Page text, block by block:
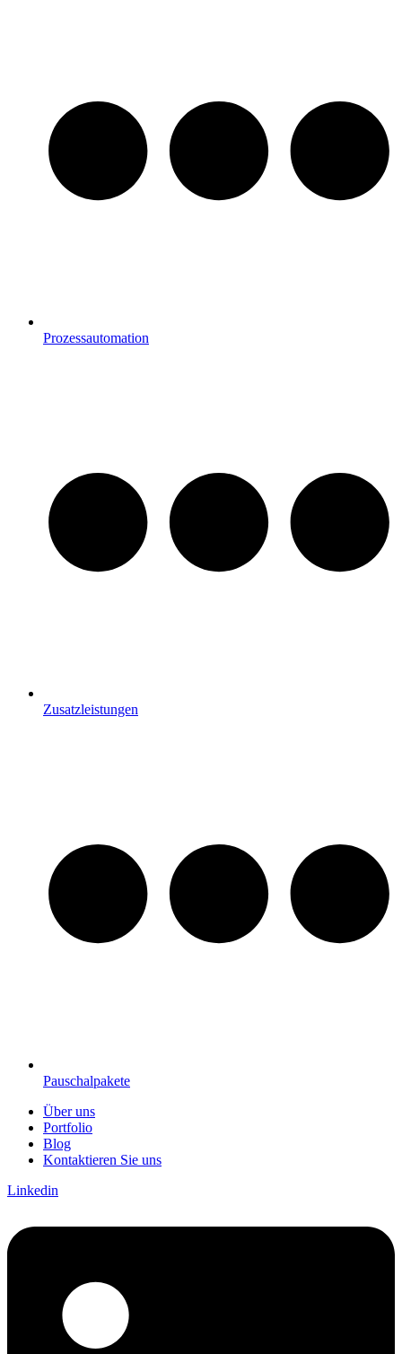
Prozessautomation
Zusatzleistungen
Pauschalpakete
Über uns
Portfolio
Blog
Kontaktieren Sie uns
Linkedin